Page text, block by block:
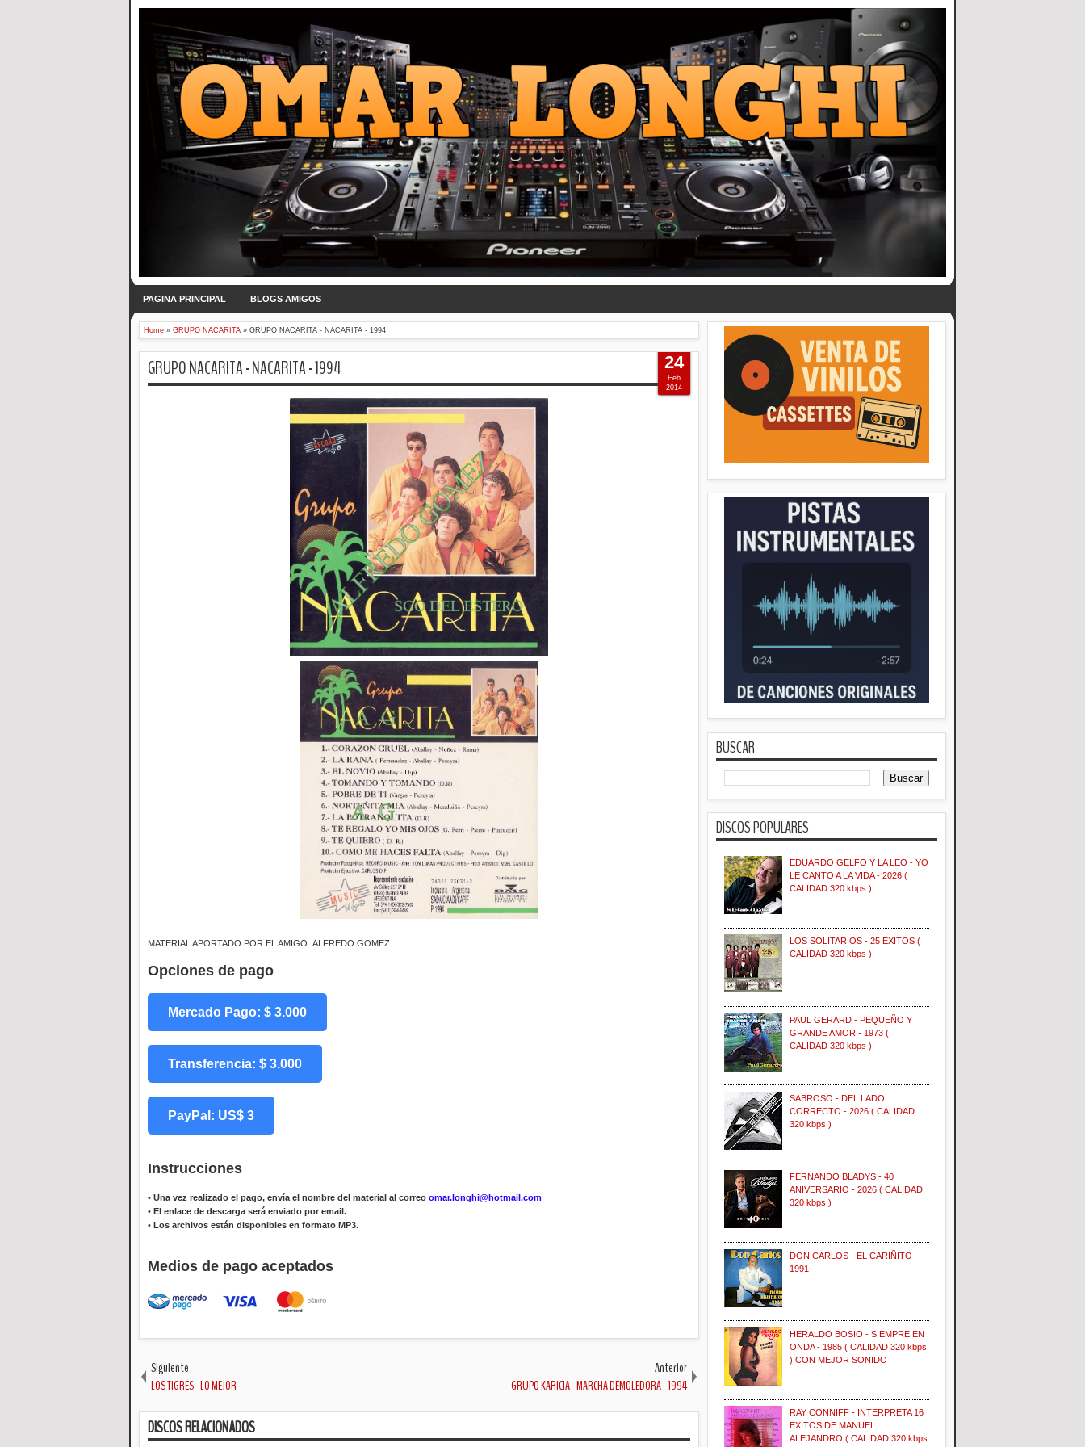
PAGINA PRINCIPAL BLOGS AMIGOS
Home » GRUPO NACARITA » GRUPO NACARITA - NACARITA - 1994
GRUPO NACARITA - NACARITA - 1994
MATERIAL APORTADO POR EL AMIGO ALFREDO GOMEZ
Opciones de pago
Mercado Pago: $ 3.000
Transferencia: $ 3.000
PayPal: US$ 3
Instrucciones
• Una vez realizado el pago, envía el nombre del material al correo omar.longhi@hotmail.com
• El enlace de descarga será enviado por email.
• Los archivos están disponibles en formato MP3.
Medios de pago aceptados
24
Feb
2014
Siguiente
LOS TIGRES - LO MEJOR
Anterior
GRUPO KARICIA - MARCHA DEMOLEDORA - 1994
DISCOS RELACIONADOS
BUSCAR
DISCOS POPULARES
EDUARDO GELFO Y LA LEO - YO
LE CANTO A LA VIDA - 2026 (
CALIDAD 320 kbps )
LOS SOLITARIOS - 25 EXITOS (
CALIDAD 320 kbps )
PAUL GERARD - PEQUEÑO Y
GRANDE AMOR - 1973 (
CALIDAD 320 kbps )
SABROSO - DEL LADO
CORRECTO - 2026 ( CALIDAD
320 kbps )
FERNANDO BLADYS - 40
ANIVERSARIO - 2026 ( CALIDAD
320 kbps )
DON CARLOS - EL CARIÑITO -
1991
HERALDO BOSIO - SIEMPRE EN
ONDA - 1985 ( CALIDAD 320 kbps
) CON MEJOR SONIDO
RAY CONNIFF - INTERPRETA 16
EXITOS DE MANUEL
ALEJANDRO ( CALIDAD 320 kbps